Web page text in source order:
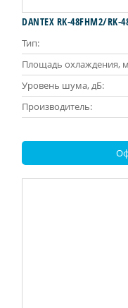
DANTEX RK-48FHM2/RK-
Тип:
Площадь охлаждения,
Уровень шума, дБ:
Производитель: